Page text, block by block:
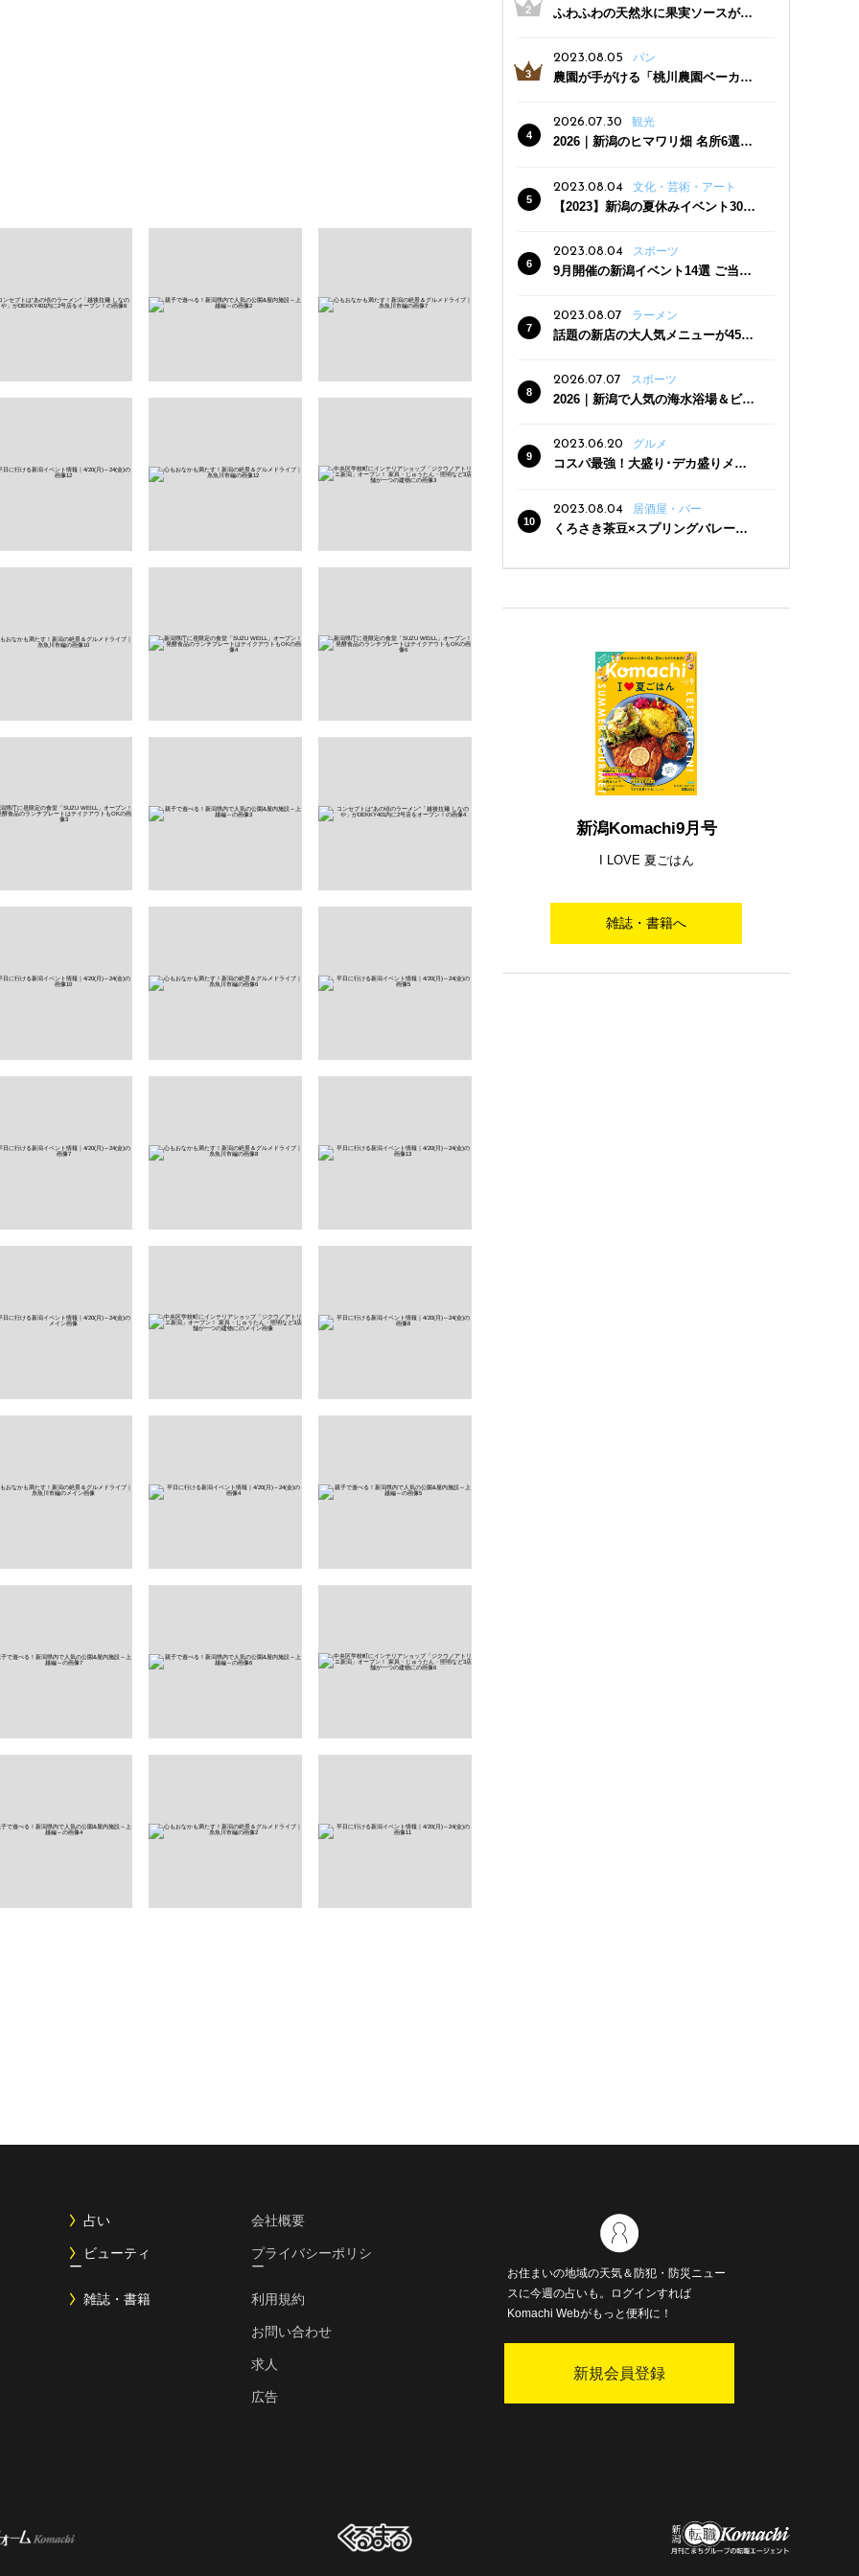
ふわふわの天然氷に果実ソースがた
三条駅近くにオープン
2023.08.05 パン
農園が手がける「桃川農園ベーカリ
った焼きたてパンのほか、ジェラー
トやスムージーも
2026.07.30 観光
2026｜新潟のヒマワリ畑 名所6選
2023.08.04
文化・芸術・アート
【2023】新潟の夏休みイベント30
2023.08.04
スポーツ
9月開催の新潟イベント14選 ご当地
2023.08.07 ラーメン
話題の新店の大人気メニューが450
クーポン登場
2026.07.07 スポーツ
2026｜新潟で人気の海水浴場＆ビー
2023.06.20
グルメ
コスパ最強！大盛り･デカ盛りメニ
2023.08.04
居酒屋・バー
くろさき茶豆×スプリングバレー豊
新潟Komachi9月号
I LOVE 夏ごはん
雑誌・書籍へ
占い
ビューティ
ー
雑誌・書籍
会社概要
プライバシーポリシ
ー
利用規約
お問い合わせ
求人
広告
お住まいの地域の天気＆防犯・防災ニュー
スに今週の占いも。ログインすれば
Komachi Webがもっと便利に！
新規会員登録